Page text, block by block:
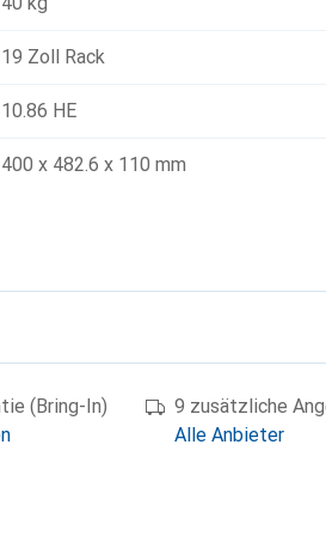
19 Zoll Rack
10.86 HE
400 x 482.6 x 110 mm
(Bring-In)
9 zusätzliche
Alle Anbieter